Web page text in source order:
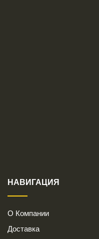
НАВИГАЦИЯ
О Компании
Доставка